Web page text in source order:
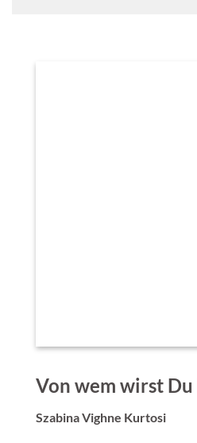
Von wem wirst
Szabina Vighne Kurtosi